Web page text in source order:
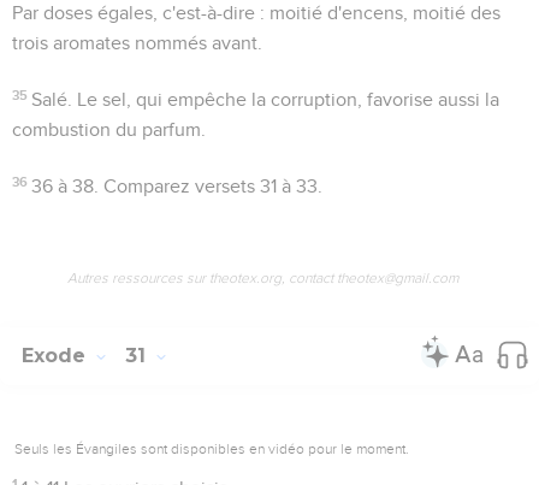
Par doses égales , c'est-à-dire : moitié d'encens, moitié des
trois aromates nommés avant.
35 Salé . Le sel, qui empêche la corruption, favorise aussi la
combustion du parfum.
36 36 à 38 . Comparez versets 31 à 33.
Autres ressources sur theotex.org, contact theotex@gmail.com
Exode 31
Seuls les Évangiles sont disponibles en vidéo pour le moment.